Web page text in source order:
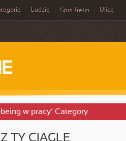
Ludzie Spis Treści Ulice
w pracy’ Category
TY CIĄGLE